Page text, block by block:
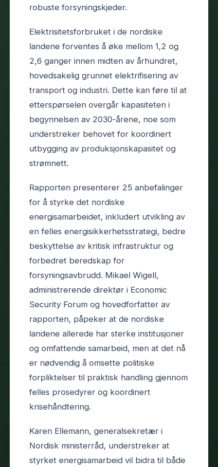
robuste forsyningskjeder.
Elektrisitetsforbruket i de nordiske
landene forventes å øke mellom 1,2 og
2,6 ganger innen midten av århundret,
hovedsakelig grunnet elektrifisering av
transport og industri. Dette kan føre til at
etterspørselen overgår kapasiteten i
begynnelsen av 2030-årene, noe som
understreker behovet for koordinert
utbygging av produksjonskapasitet og
strømnett.
Rapporten presenterer 25 anbefalinger
for å styrke det nordiske
energisamarbeidet, inkludert utvikling av
en felles energisikkerhetsstrategi, bedre
beskyttelse av kritisk infrastruktur og
forbedret beredskap for
forsyningsavbrudd. Mikael Wigell,
administrerende direktør i Economic
Security Forum og hovedforfatter av
rapporten, påpeker at de nordiske
landene allerede har sterke institusjoner
og omfattende samarbeid, men at det nå
er nødvendig å omsette politiske
forpliktelser til praktisk handling gjennom
felles prosedyrer og koordinert
krisehåndtering.
Karen Ellemann, generalsekretær i
Nordisk ministerråd, understreker at
styrket energisamarbeid vil bidra til både